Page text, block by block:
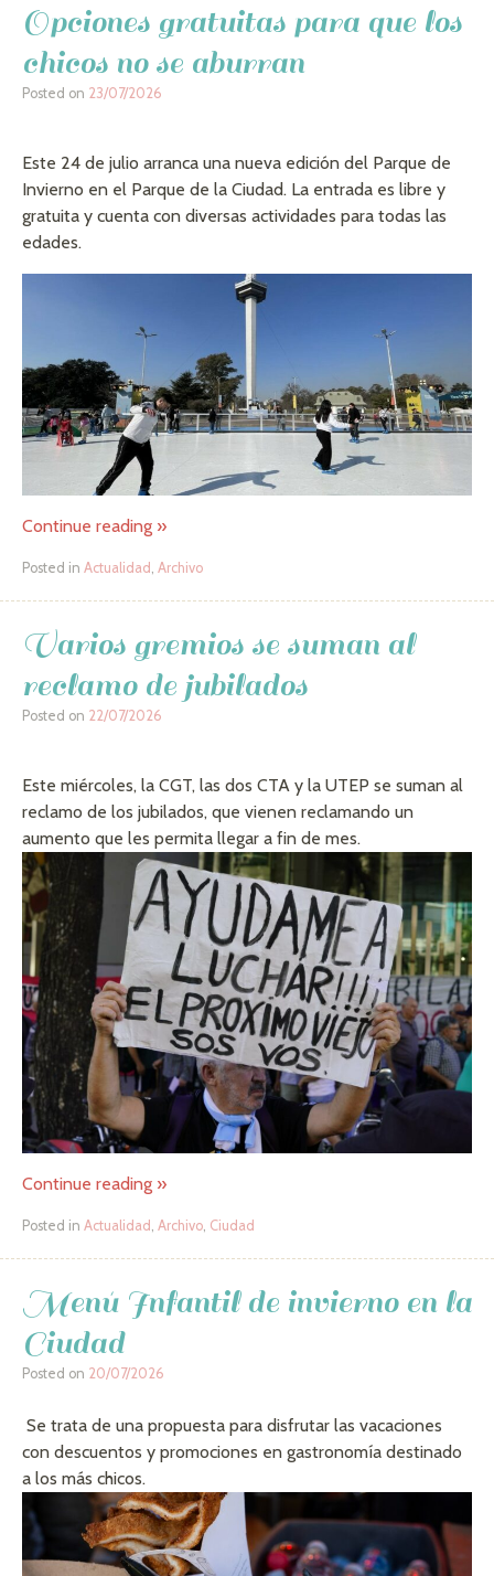
Opciones gratuitas para que los
chicos no se aburran
Posted on 23/07/2026
Este 24 de julio arranca una nueva edición del Parque de
Invierno en el Parque de la Ciudad. La entrada es libre y
gratuita y cuenta con diversas actividades para todas las
edades.
Continue reading »
Posted in Actualidad , Archivo
Varios gremios se suman al
reclamo de jubilados
Posted on 22/07/2026
Este miércoles, la CGT, las dos CTA y la UTEP se suman al
reclamo de los jubilados, que vienen reclamando un
aumento que les permita llegar a fin de mes.
Continue reading »
Posted in Actualidad Archivo Ciudad
Menú Infantil de invierno en la
Ciudad
Posted on 20/07/2026
Se trata de una propuesta para disfrutar las vacaciones
con descuentos y promociones en gastronomía destinado
a los más chicos.